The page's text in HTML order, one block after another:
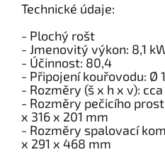
Technické údaje:
- Plochý rošt
- Jmenovitý výkon: 8,1
- Účinnost: 80,4
- Připojení kouřovodu: Ø
- Rozměry (š x h x v):
- Rozměry pečicího
x 316 x 201 mm
- Rozměry spalovací
x 291 x 468 mm